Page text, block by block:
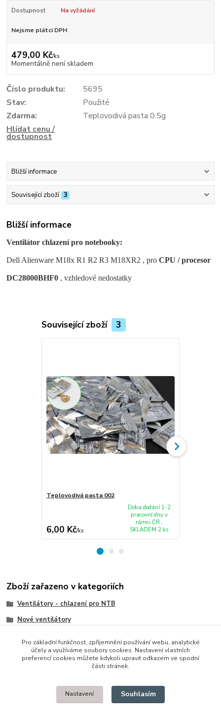
Dostupnost Na vyžádání
Nejsme plátci DPH
479,00 Kč/ks
Momentálně není skladem
Číslo produktu:
5695
Stav:
Použité
Zdarma:
Teplovodivá pasta 0.5g
Hlídat cenu /
dostupnost
Bližší informace
Související zboží 3
Bližší informace
Ventilátor chlazení pro notebooky:
Dell Alienware M18x R1 R2 R3 M18XR2 , proCPU / procesor
DC28000BHF0 , vzhledové nedostatky
Související zboží 3
Teplovodivá pasta 002
6,00 Kč/ks
Doba dodání 1-2
pracovní dny v
rámci ČR ,
SKLADEM 2 ks
Zboží zařazeno v kategoriích
Ventilátory - chlazení pro NTB
Nové ventilátory
© 2014 - 2025 Díly pro notebooky
Upravit sběr cookies.
Pro základní funkčnost, zpříjemnění používání webu, analytické
účely a využíváme soubory cookies. Nastavení vlastních
preferencí cookies můžete kdykoli upravit odkazem ve spodní
části stránek.
Nastavení Souhlasím